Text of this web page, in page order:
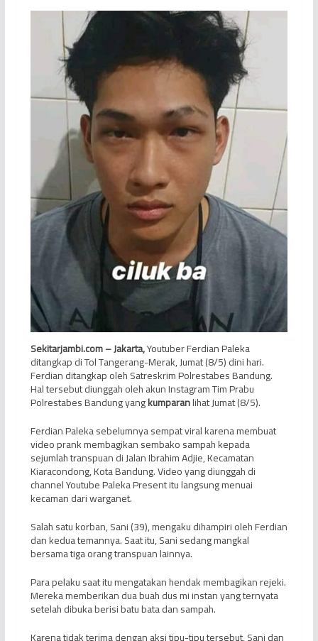
Sekitarjambi.com – Jakarta,Youtuber Ferdian Paleka
ditangkap di Tol Tangerang-Merak, Jumat (8/5) dini hari.
Ferdian ditangkap oleh Satreskrim Polrestabes Bandung.
Hal tersebut diunggah oleh akun Instagram Tim Prabu
Polrestabes Bandung yangkumparanlihat Jumat (8/5).
Ferdian Paleka sebelumnya sempat viral karena membuat
video prank membagikan sembako sampah kepada
sejumlah transpuan di Jalan Ibrahim Adjie, Kecamatan
Kiaracondong, Kota Bandung. Video yang diunggah di
channel Youtube Paleka Present itu langsung menuai
kecaman dari warganet.
Salah satu korban, Sani (39), mengaku dihampiri oleh Ferdian
dan kedua temannya. Saat itu, Sani sedang mangkal
bersama tiga orang transpuan lainnya.
Para pelaku saat itu mengatakan hendak membagikan rejeki.
Mereka memberikan dua buah dus mi instan yang ternyata
setelah dibuka berisi batu bata dan sampah.